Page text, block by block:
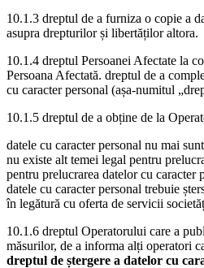
10.1.3 dreptul de a furniza o copie a
asupra drepturilor și libertăților altora.
10.1.4 dreptul Persoanei Afectate la
Persoana Afectată. dreptul de a
cu caracter personal (așa-numitul
10.1.5 dreptul de a obține de la
datele cu caracter personal nu mai
nu existe alt temei legal pentru
pentru prelucrarea datelor cu caracter
datele cu caracter personal trebuie
în legătură cu oferta de servicii
10.1.6 dreptul Operatorului care a
măsurilor, de a informa alți operatori
dreptul de ștergere a datelor cu